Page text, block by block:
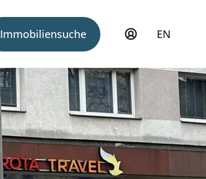
Immobiliensuche EN